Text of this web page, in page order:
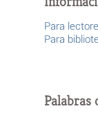
Para
Para
Palabras